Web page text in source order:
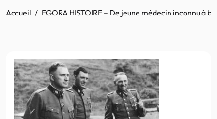
Accueil EGORA HISTOIRE – De jeune médecin inconnu à